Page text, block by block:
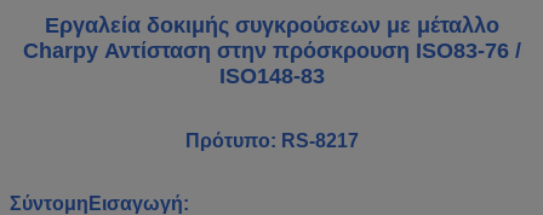
Εργαλεία δοκιμής συγκρούσεων με μέταλλο
Charpy Αντίσταση στην πρόσκρουση ISO83-76 /
ISO148-83
Πρότυπο: RS-8217
Σύντομη Εισαγωγή: